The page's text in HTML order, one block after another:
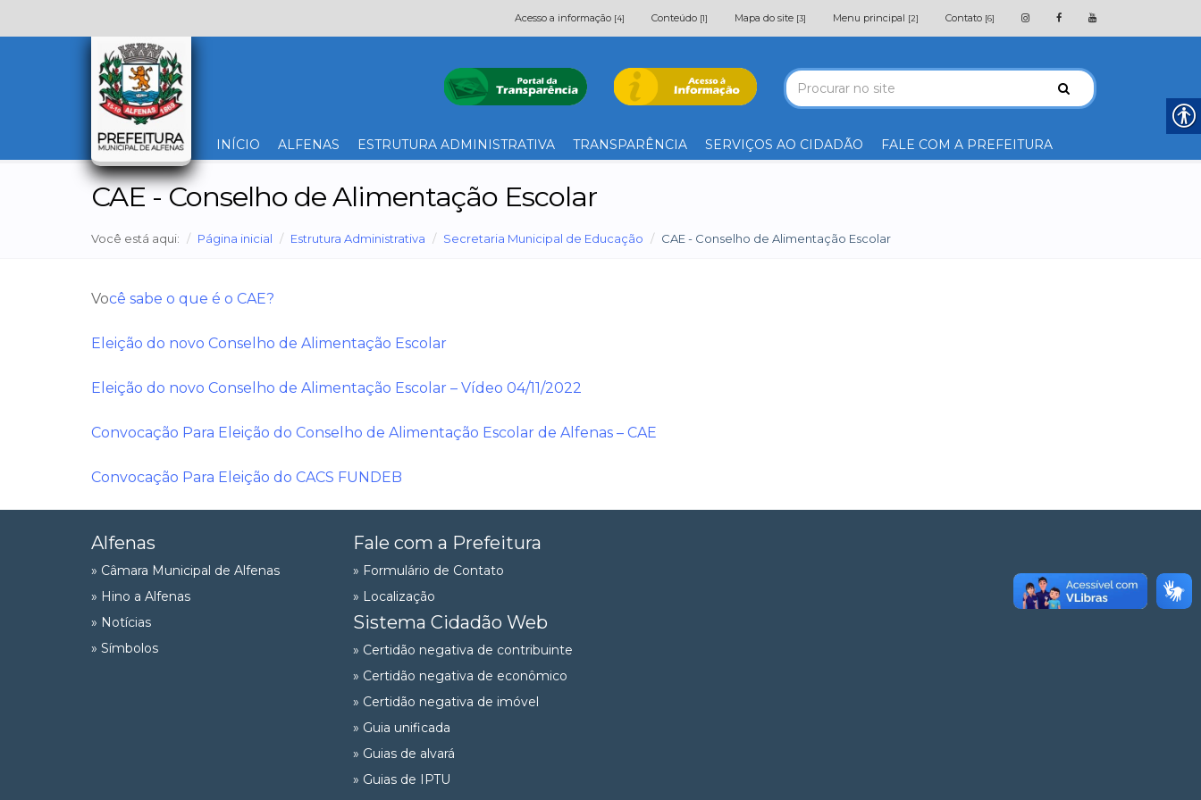
Acesso a informação [4] Conteúdo [1] Mapa do site [3] Menu principal [2] Contato [6]
INÍCIO ALFENAS ESTRUTURA ADMINISTRATIVA TRANSPARÊNCIA SERVIÇOS AO CIDADÃO FALE COM A PREFEITURA
CAE - Conselho de Alimentação Escolar
Você está aqui: Página inicial Estrutura Administrativa Secretaria Municipal de Educação CAE - Conselho de Alimentação Escolar
Você sabe o que é o CAE?
Eleição do novo Conselho de Alimentação Escolar
Eleição do novo Conselho de Alimentação Escolar – Vídeo 04/11/2022
Convocação Para Eleição do Conselho de Alimentação Escolar de Alfenas – CAE
Convocação Para Eleição do CACS FUNDEB
Alfenas
» Câmara Municipal de Alfenas
» Hino a Alfenas
» Notícias
» Símbolos
Fale com a Prefeitura
» Formulário de Contato
» Localização
Sistema Cidadão Web
» Certidão negativa de contribuinte
» Certidão negativa de econômico
» Certidão negativa de imóvel
» Guia unificada
» Guias de alvará
» Guias de IPTU